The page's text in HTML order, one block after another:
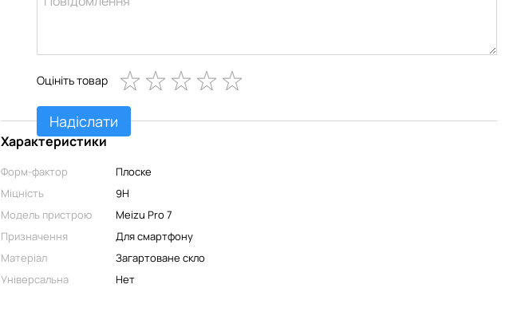
Оцініть товар
Надіслати
Характеристики
Форм-фактор
Плоске
Міцність
9H
Модель пристрою
Meizu Pro 7
Призначення
Для смартфону
Матеріал
Загартоване скло
Універсальна
Нет